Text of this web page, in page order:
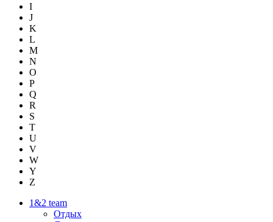
I
J
K
L
M
N
O
P
Q
R
S
T
U
V
W
Y
Z
1&2 team
Отдых